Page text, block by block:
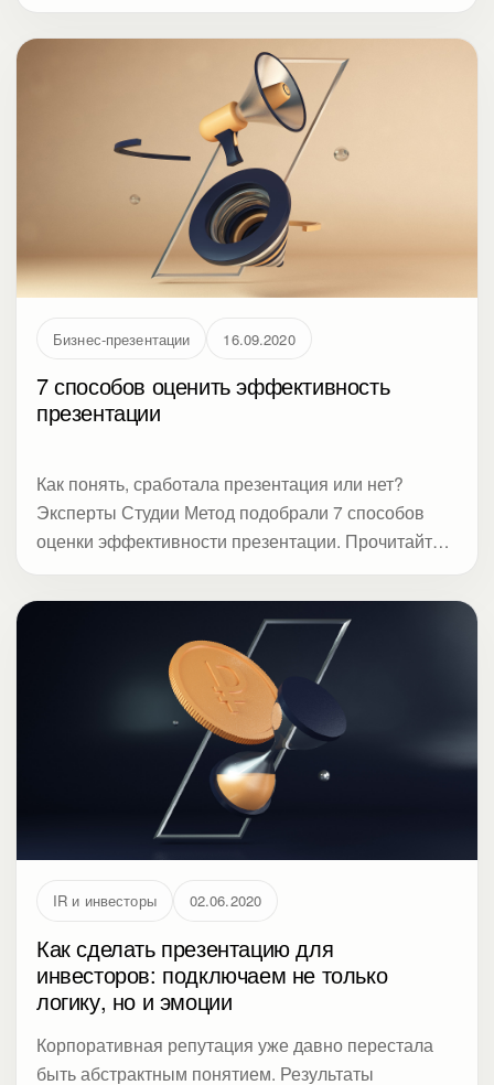
беспокойства. С одной стороны, неплохо - можно
привлечь больше внимания. С другой, к реальному
действию это приводит реже, чем позитивные
эмоции. В статье акцент на визуализации,
насмотренности и приемах, которые делают
сложные данные понятными.
Бизнес-презентации 16.09.2020
7 способов оценить эффективность
презентации
Как понять, сработала презентация или нет?
Эксперты Студии Метод подобрали 7 способов
оценки эффективности презентации. Прочитайте,
инфографику, репетировать, или аудиторию
интересует что-то другое. Разбираем практический
сценарий бизнес-презентации: от логики структуры
до понятной подачи аргументов.
IR и инвесторы 02.06.2020
Как сделать презентацию для
инвесторов: подключаем не только
логику, но и эмоции
Корпоративная репутация уже давно перестала
быть абстрактным понятием. Результаты